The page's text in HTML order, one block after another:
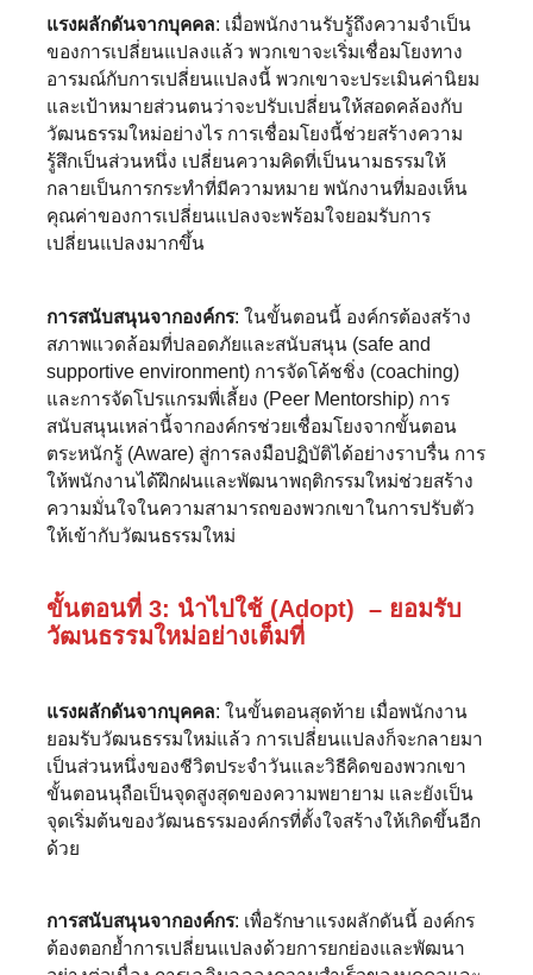
แรงผลักดันจากบุคคล: เมื่อพนักงานรับรู้ถึงความจำเป็น
ของการเปลี่ยนแปลงแล้ว พวกเขาจะเริ่มเชื่อมโยงทาง
อารมณ์กับการเปลี่ยนแปลงนี้ พวกเขาจะประเมินค่านิยม
และเป้าหมายส่วนตนว่าจะปรับเปลี่ยนให้สอดคล้องกับ
วัฒนธรรมใหม่อย่างไร การเชื่อมโยงนี้ช่วยสร้างความ
รู้สึกเป็นส่วนหนึ่ง เปลี่ยนความคิดที่เป็นนามธรรมให้
กลายเป็นการกระทำที่มีความหมาย พนักงานที่มองเห็น
คุณค่าของการเปลี่ยนแปลงจะพร้อมใจยอมรับการ
เปลี่ยนแปลงมากขึ้น
การสนับสนุนจากองค์กร: ในขั้นตอนนี้ องค์กรต้องสร้าง
สภาพแวดล้อมที่ปลอดภัยและสนับสนุน (safe and
supportive environment) การจัดโค้ชชิ่ง (coaching)
และการจัดโปรแกรมพี่เลี้ยง (Peer Mentorship) การ
สนับสนุนเหล่านี้จากองค์กรช่วยเชื่อมโยงจากขั้นตอน
ตระหนักรู้ (Aware) สู่การลงมือปฏิบัติได้อย่างราบรื่น การ
ให้พนักงานได้ฝึกฝนและพัฒนาพฤติกรรมใหม่ช่วยสร้าง
ความมั่นใจในความสามารถของพวกเขาในการปรับตัว
ให้เข้ากับวัฒนธรรมใหม่
ขั้นตอนที่ 3: นำไปใช้ (Adopt) – ยอมรับ
วัฒนธรรมใหม่อย่างเต็มที่
แรงผลักดันจากบุคคล: ในขั้นตอนสุดท้าย เมื่อพนักงาน
ยอมรับวัฒนธรรมใหม่แล้ว การเปลี่ยนแปลงก็จะกลายมา
เป็นส่วนหนึ่งของชีวิตประจำวันและวิธีคิดของพวกเขา
ขั้นตอนนุถือเป็นจุดสูงสุดของความพยายาม และยังเป็น
จุดเริ่มต้นของวัฒนธรรมองค์กรที่ตั้งใจสร้างให้เกิดขึ้นอีก
ด้วย
การสนับสนุนจากองค์กร: เพื่อรักษาแรงผลักดันนี้ องค์กร
ต้องตอกย้ำการเปลี่ยนแปลงด้วยการยกย่องและพัฒนา